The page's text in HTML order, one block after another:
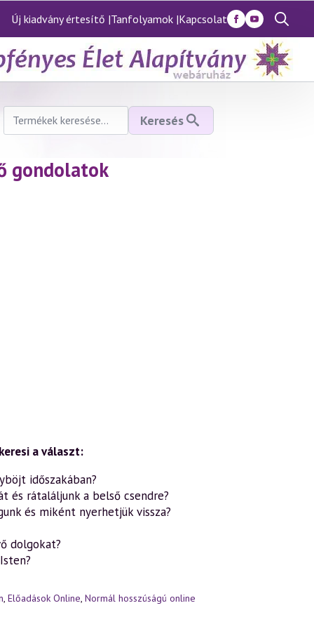
Új kiadvány értesítő |Tanfolyamok |Kapcsolat
Search
for:
Keresés
következőre:
Keresés
gondolatok
a választ:
időszakában?
és rátaláljunk a belső csendre?
és miként nyerhetjük vissza?
dolgokat?
, Előadások Online, Normál hosszúságú online